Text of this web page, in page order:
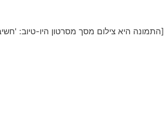
[התמונה היא צילום מסך מסרטון היו-טיוב: